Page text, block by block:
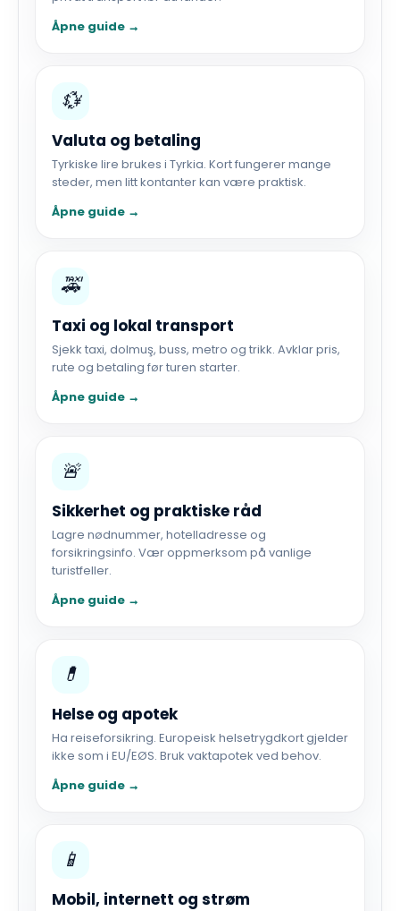
Åpne guide →
💱
Valuta og betaling
Tyrkiske lire brukes i Tyrkia. Kort fungerer mange
steder, men litt kontanter kan være praktisk.
Åpne guide →
🚕
Taxi og lokal transport
Sjekk taxi, dolmuş, buss, metro og trikk. Avklar pris,
rute og betaling før turen starter.
Åpne guide →
🚨
Sikkerhet og praktiske råd
Lagre nødnummer, hotelladresse og
forsikringsinfo. Vær oppmerksom på vanlige
turistfeller.
Åpne guide →
💊
Helse og apotek
Ha reiseforsikring. Europeisk helsetrygdkort gjelder
ikke som i EU/EØS. Bruk vaktapotek ved behov.
Åpne guide →
📱
Mobil, internett og strøm